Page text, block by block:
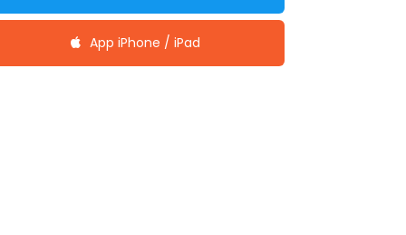
App iPhone / iPad